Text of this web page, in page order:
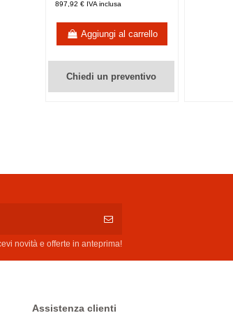
897,92 € IVA inclusa
Aggiungi al carrello
Chiedi un preventivo
novità e offerte in anteprima!
Assistenza clienti